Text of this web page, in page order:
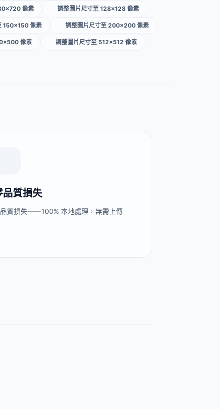
像素 調整圖片尺寸至 128×128 像素
150×150 像素 調整圖片尺寸至 200×200 像素
像素 調整圖片尺寸至 512×512 像素
品質損失
質損失——100% 本地處理，無需上傳